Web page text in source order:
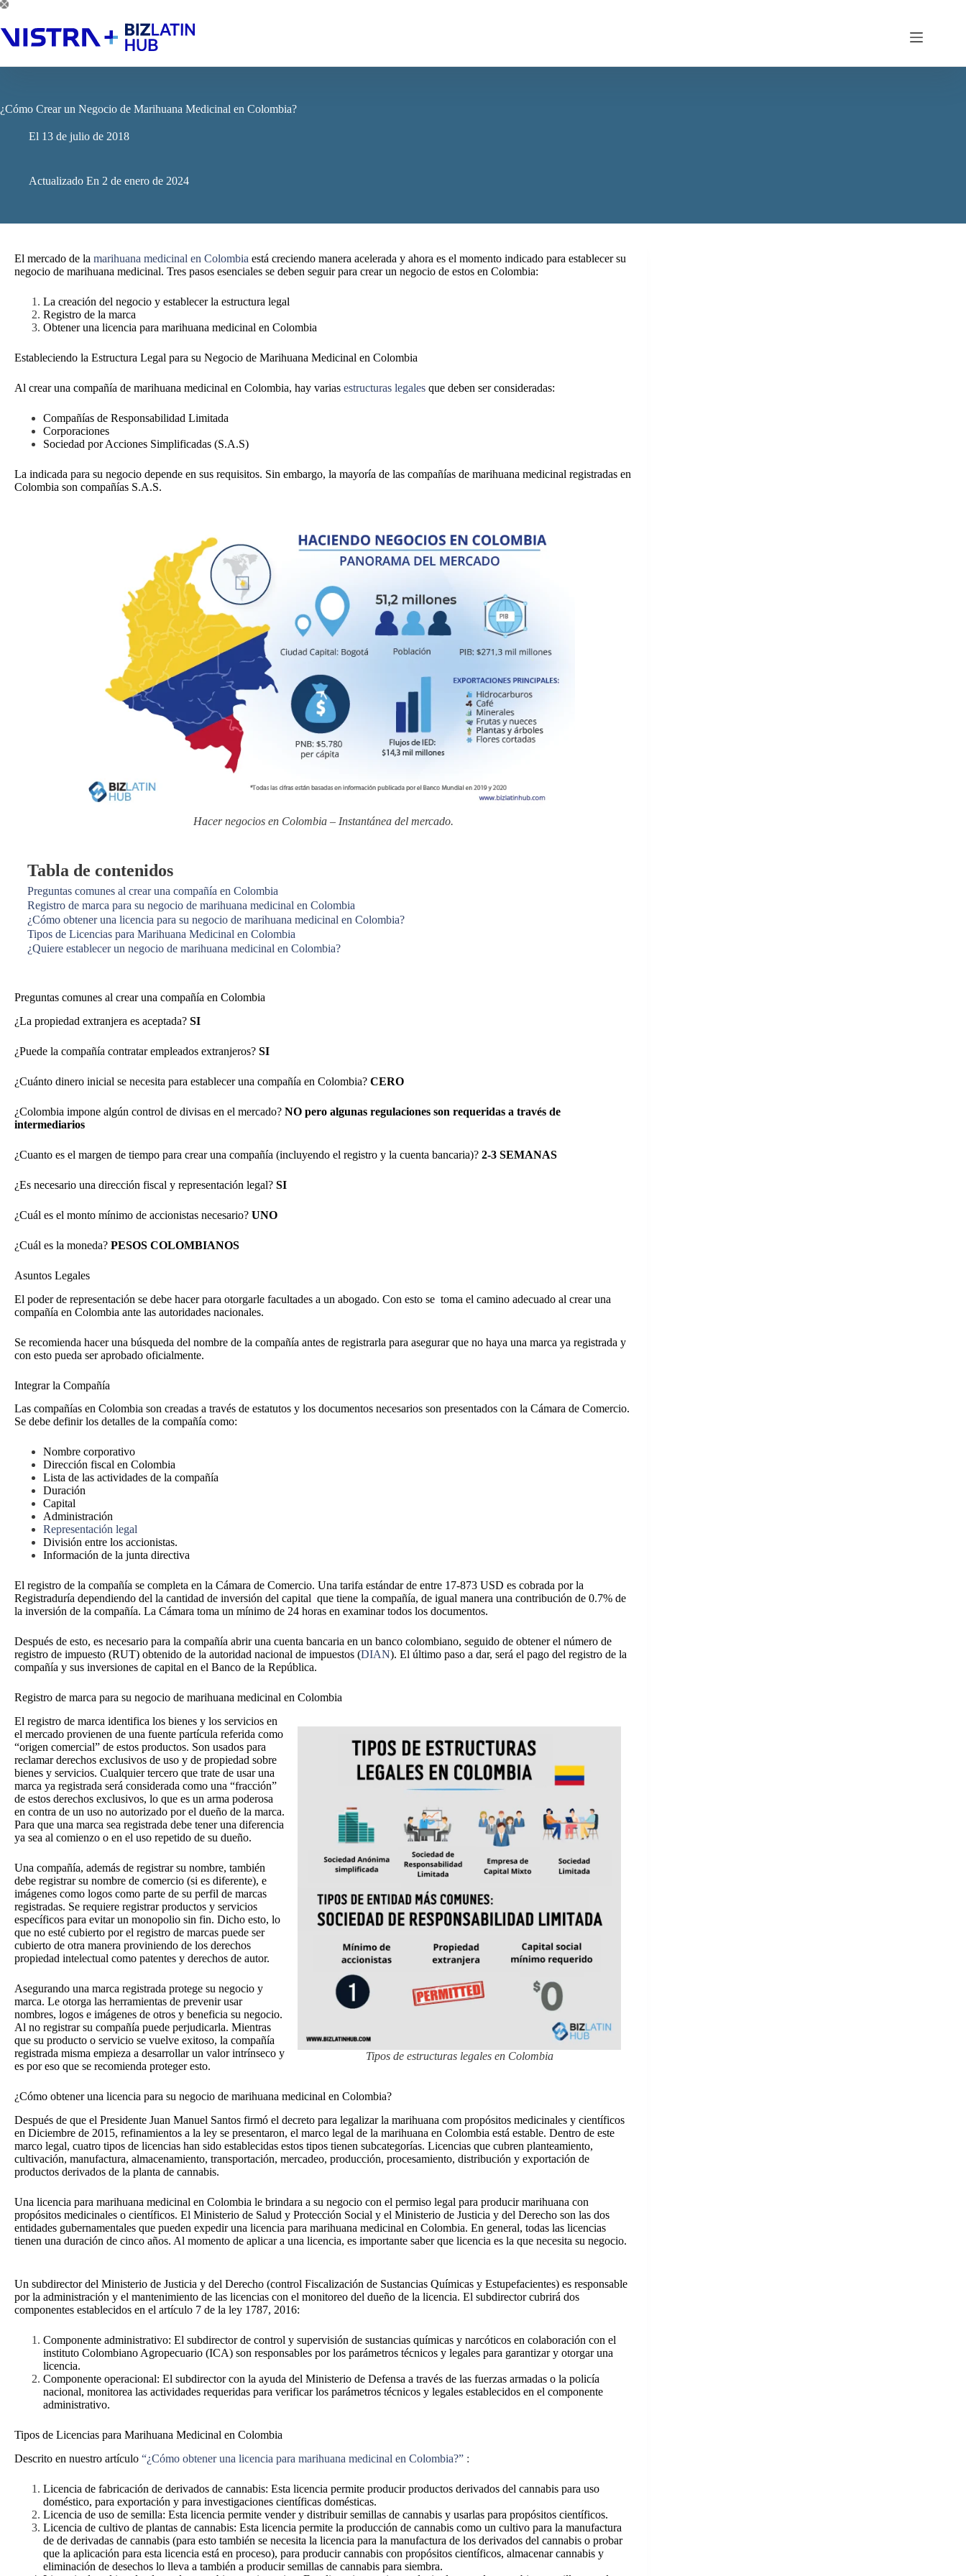
Saltar
contenido
¿Cómo Crear un Negocio de Marihuana Medicinal en Colombia?
El 13 de julio de 2018
Actualizado En 2 de enero de 2024
El mercado de la marihuana medicinal en Colombia está creciendo manera acelerada y ahora es el momento indicado para establecer su
negocio de marihuana medicinal. Tres pasos esenciales se deben seguir para crear un negocio de estos en Colombia:
La creación del negocio y establecer la estructura legal
Registro de la marca
Obtener una licencia para marihuana medicinal en Colombia
Estableciendo la Estructura Legal para su Negocio de Marihuana Medicinal en Colombia
Al crear una compañía de marihuana medicinal en Colombia, hay varias estructuras legales que deben ser consideradas:
Compañías de Responsabilidad Limitada
Corporaciones
Sociedad por Acciones Simplificadas (S.A.S)
La indicada para su negocio depende en sus requisitos. Sin embargo, la mayoría de las compañías de marihuana medicinal registradas en
Colombia son compañías S.A.S.
Hacer negocios en Colombia – Instantánea del mercado.
Tabla de contenidos
Preguntas comunes al crear una compañía en Colombia
Registro de marca para su negocio de marihuana medicinal en Colombia
¿Cómo obtener una licencia para su negocio de marihuana medicinal en Colombia?
Tipos de Licencias para Marihuana Medicinal en Colombia
¿Quiere establecer un negocio de marihuana medicinal en Colombia?
Preguntas comunes al crear una compañía en Colombia
¿La propiedad extranjera es aceptada? SI
¿Puede la compañía contratar empleados extranjeros? SI
¿Cuánto dinero inicial se necesita para establecer una compañía en Colombia? CERO
¿Colombia impone algún control de divisas en el mercado? NO pero algunas regulaciones son requeridas a través de
intermediarios
¿Cuanto es el margen de tiempo para crear una compañía (incluyendo el registro y la cuenta bancaria)? 2-3 SEMANAS
¿Es necesario una dirección fiscal y representación legal? SI
¿Cuál es el monto mínimo de accionistas necesario? UNO
¿Cuál es la moneda? PESOS COLOMBIANOS
Asuntos Legales
El poder de representación se debe hacer para otorgarle facultades a un abogado. Con esto se toma el camino adecuado al crear una
compañía en Colombia ante las autoridades nacionales.
Se recomienda hacer una búsqueda del nombre de la compañía antes de registrarla para asegurar que no haya una marca ya registrada y
con esto pueda ser aprobado oficialmente.
Integrar la Compañía
Las compañías en Colombia son creadas a través de estatutos y los documentos necesarios son presentados con la Cámara de Comercio.
Se debe definir los detalles de la compañía como:
Nombre corporativo
Dirección fiscal en Colombia
Lista de las actividades de la compañía
Duración
Capital
Administración
Representación legal
División entre los accionistas.
Información de la junta directiva
El registro de la compañía se completa en la Cámara de Comercio. Una tarifa estándar de entre 17-873 USD es cobrada por la
Registraduría dependiendo del la cantidad de inversión del capital que tiene la compañía, de igual manera una contribución de 0.7% de
la inversión de la compañía. La Cámara toma un mínimo de 24 horas en examinar todos los documentos.
Después de esto, es necesario para la compañía abrir una cuenta bancaria en un banco colombiano, seguido de obtener el número de
registro de impuesto (RUT) obtenido de la autoridad nacional de impuestos (DIAN). El último paso a dar, será el pago del registro de la
compañía y sus inversiones de capital en el Banco de la República.
Registro de marca para su negocio de marihuana medicinal en Colombia
Tipos de estructuras legales en Colombia
El registro de marca identifica los bienes y los servicios en
el mercado provienen de una fuente partícula referida como
“origen comercial” de estos productos. Son usados para
reclamar derechos exclusivos de uso y de propiedad sobre
bienes y servicios. Cualquier tercero que trate de usar una
marca ya registrada será considerada como una “fracción”
de estos derechos exclusivos, lo que es un arma poderosa
en contra de un uso no autorizado por el dueño de la marca.
Para que una marca sea registrada debe tener una diferencia
ya sea al comienzo o en el uso repetido de su dueño.
Una compañía, además de registrar su nombre, también
debe registrar su nombre de comercio (si es diferente), e
imágenes como logos como parte de su perfil de marcas
registradas. Se requiere registrar productos y servicios
específicos para evitar un monopolio sin fin. Dicho esto, lo
que no esté cubierto por el registro de marcas puede ser
cubierto de otra manera proviniendo de los derechos
propiedad intelectual como patentes y derechos de autor.
Asegurando una marca registrada protege su negocio y
marca. Le otorga las herramientas de prevenir usar
nombres, logos e imágenes de otros y beneficia su negocio.
Al no registrar su compañía puede perjudicarla. Mientras
que su producto o servicio se vuelve exitoso, la compañía
registrada misma empieza a desarrollar un valor intrínseco y
es por eso que se recomienda proteger esto.
¿Cómo obtener una licencia para su negocio de marihuana medicinal en Colombia?
Después de que el Presidente Juan Manuel Santos firmó el decreto para legalizar la marihuana com propósitos medicinales y científicos
en Diciembre de 2015, refinamientos a la ley se presentaron, el marco legal de la marihuana en Colombia está estable. Dentro de este
marco legal, cuatro tipos de licencias han sido establecidas estos tipos tienen subcategorías. Licencias que cubren planteamiento,
cultivación, manufactura, almacenamiento, transportación, mercadeo, producción, procesamiento, distribución y exportación de
productos derivados de la planta de cannabis.
Una licencia para marihuana medicinal en Colombia le brindara a su negocio con el permiso legal para producir marihuana con
propósitos medicinales o científicos. El Ministerio de Salud y Protección Social y el Ministerio de Justicia y del Derecho son las dos
entidades gubernamentales que pueden expedir una licencia para marihuana medicinal en Colombia. En general, todas las licencias
tienen una duración de cinco años. Al momento de aplicar a una licencia, es importante saber que licencia es la que necesita su negocio.
Un subdirector del Ministerio de Justicia y del Derecho (control Fiscalización de Sustancias Químicas y Estupefacientes) es responsable
por la administración y el mantenimiento de las licencias con el monitoreo del dueño de la licencia. El subdirector cubrirá dos
componentes establecidos en el artículo 7 de la ley 1787, 2016:
Componente administrativo: El subdirector de control y supervisión de sustancias químicas y narcóticos en colaboración con el
instituto Colombiano Agropecuario (ICA) son responsables por los parámetros técnicos y legales para garantizar y otorgar una
licencia.
Componente operacional: El subdirector con la ayuda del Ministerio de Defensa a través de las fuerzas armadas o la policía
nacional, monitorea las actividades requeridas para verificar los parámetros técnicos y legales establecidos en el componente
administrativo.
Tipos de Licencias para Marihuana Medicinal en Colombia
Descrito en nuestro artículo “¿Cómo obtener una licencia para marihuana medicinal en Colombia?” :
Licencia de fabricación de derivados de cannabis: Esta licencia permite producir productos derivados del cannabis para uso
doméstico, para exportación y para investigaciones científicas domésticas.
Licencia de uso de semilla: Esta licencia permite vender y distribuir semillas de cannabis y usarlas para propósitos científicos.
Licencia de cultivo de plantas de cannabis: Esta licencia permite la producción de cannabis como un cultivo para la manufactura
de de derivadas de cannabis (para esto también se necesita la licencia para la manufactura de los derivados del cannabis o probar
que la aplicación para esta licencia está en proceso), para producir cannabis con propósitos científicos, almacenar cannabis y
eliminación de desechos lo lleva a también a producir semillas de cannabis para siembra.